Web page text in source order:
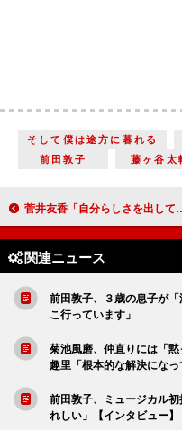
そして僕は途方に暮れる
前田敦子
藤ヶ谷太
菅井友香「自分らしさを出していけたら」 グループ卒業後、初舞台で沖田総司役【インタビュー】
関連ニュース
前田敦子、３歳の息子が
こ行っています」
菊池風磨、仲直りには「
趣里「根本的な解決になっ
前田敦子、ミュージカル
れしい」【インタビュー】